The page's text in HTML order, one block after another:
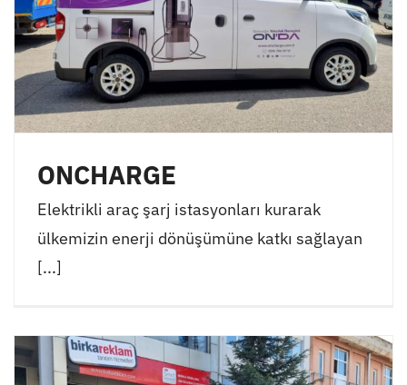
ONCHARGE
Elektrikli araç şarj istasyonları kurarak
ülkemizin enerji dönüşümüne katkı sağlayan
[...]